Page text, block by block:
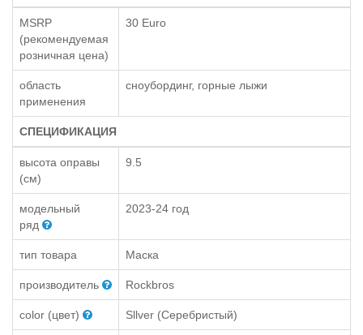
MSRP
(рекомендуемая
розничная цена)
30 Euro
область
применения
сноубординг, горные лыжи
СПЕЦИФИКАЦИЯ
высота оправы
(см)
9.5
модельный
ряд
2023-24 год
тип товара Маска
производитель Rockbros
color (цвет) Sllver (Серебристый)